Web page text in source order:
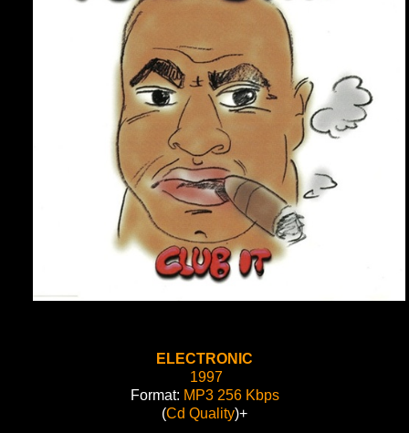
ELECTRONIC
1997
Format: MP3 256 Kbps
(Cd Quality)+